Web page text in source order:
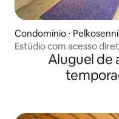
Condomínio ⋅
Estúdio com acesso
Aluguel de